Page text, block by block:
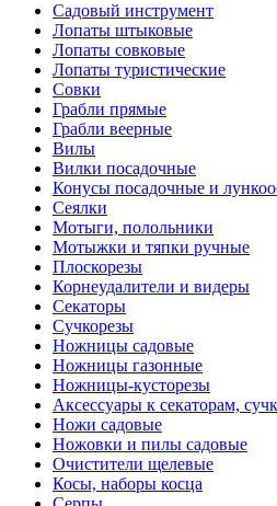
Садовый инструмент
Лопаты штыковые
Лопаты совковые
Лопаты туристические
Совки
Грабли прямые
Грабли веерные
Вилы
Вилки посадочные
Конусы посадочные и
Сеялки
Мотыги, полольники
Мотыжки и тяпки ручные
Плоскорезы
Корнеудалители и видеры
Секаторы
Сучкорезы
Ножницы садовые
Ножницы газонные
Ножницы-кусторезы
Аксессуары к секаторам,
Ножи садовые
Ножовки и пилы садовые
Очистители щелевые
Косы, наборы косца